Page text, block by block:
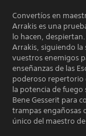
Convertíos en
Arrakis es una
lo hacen,
Arrakis, siguiendo
vuestros enemigos
enseñanzas de las
poderoso repertorio
la potencia de fuego
Bene Gesserit para
trampas engañosas
único del maestro